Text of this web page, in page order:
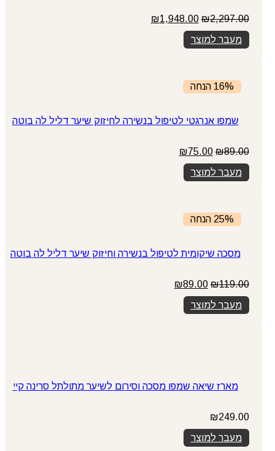
₪2,297.00
המחיר
המקורי
היה:
₪2,297.00.
₪1,948.00
מעבר למוצר
16% הנחה
שמפו אנרגטי לטיפול בנשירה לחיזוק שיער דליל לה בוטה
₪89.00
המחיר
המקורי
היה:
₪89.00.
₪75.00
מעבר למוצר
25% הנחה
מסכה שיקומית לטיפול בנשירה וחיזוק שיער דליל לה בוטה
₪119.00
המחיר
המקורי
היה:
₪119.00.
₪89.00
מעבר למוצר
מארז שיאה שמפו מסכה וסירום לשיער מתולתל סרינה קיי
₪249.00
מעבר למוצר